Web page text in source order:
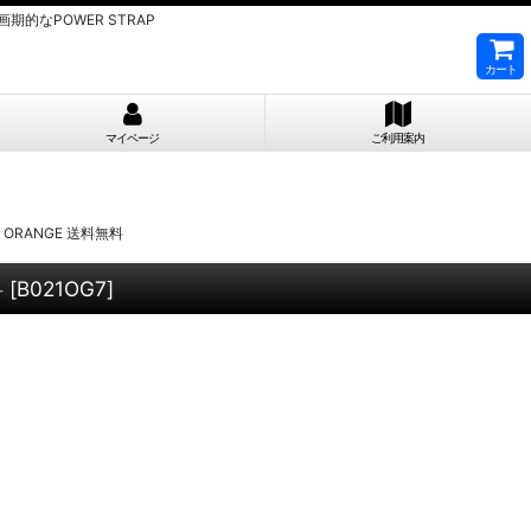
期的なPOWER STRAP
カート
マイページ ご利用案内
送料無料
[B021OG7]